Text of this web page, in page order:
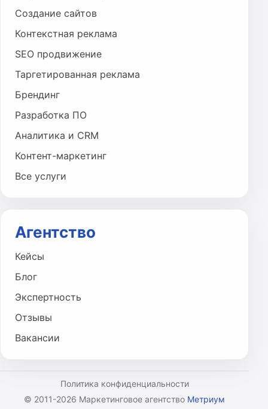
Создание сайтов
Контекстная реклама
SEO продвижение
Таргетированная реклама
Брендинг
Разработка ПО
Аналитика и CRM
Контент-маркетинг
Все услуги
Агентство
Кейсы
Блог
Экспертность
Отзывы
Вакансии
Политика конфиденциальности
© 2011-2026 Маркетинговое агентство Метриум